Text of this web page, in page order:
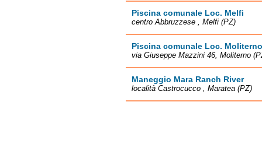
Piscina comunale Loc. Melfi
centro Abbruzzese , Melfi (PZ)
Piscina comunale Loc. Moliterno
via Giuseppe Mazzini 46, Moliterno
Maneggio Mara Ranch River
località Castrocucco , Maratea (PZ)